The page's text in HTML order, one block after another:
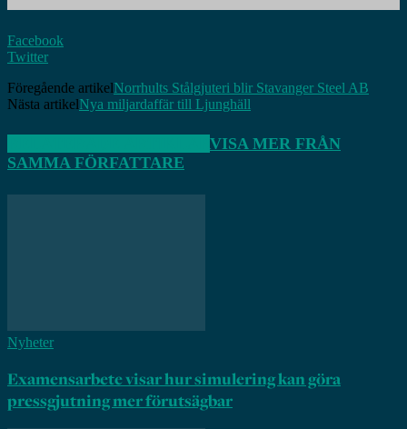
Facebook
Twitter
Föregående artikelNorrhults Stålgjuteri blir Stavanger Steel AB
Nästa artikelNya miljardaffär till Ljunghäll
VISA MER FRÅN
SAMMA FÖRFATTARE
Nyheter
Examensarbete visar hur simulering kan göra
pressgjutning mer förutsägbar